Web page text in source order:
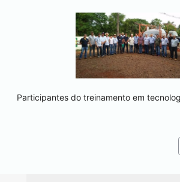
Participantes do treinamento em